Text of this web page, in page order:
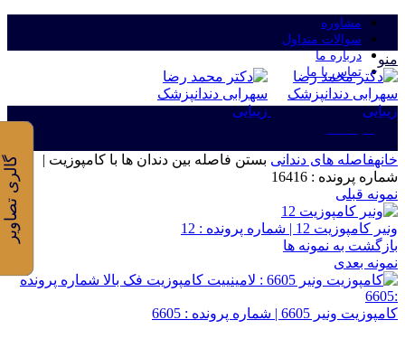
مشاوره
سوالات متداول
درباره ما
تماس با ما
منو
خانهفاصله های دندانی بستن فاصله بین دندان ها با کامپوزیت |
شماره پرونده : 16416
نمونه قبلی
ونیر کامپوزیت 12 | شماره پرونده : 12
بازگشت به نمونه ها
نمونه بعدی
کامپوزیت ونیر 6605 | شماره پرونده : 6605
گالری تصاویر